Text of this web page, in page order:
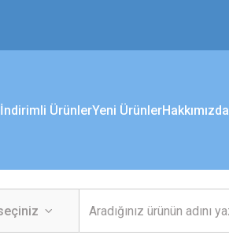
İndirimli ÜrünlerYeni ÜrünlerHakkımızda